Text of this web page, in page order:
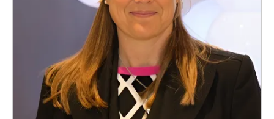
Radio och TV-profiler
Underhållning och event
Event
Humoristiska föredrag